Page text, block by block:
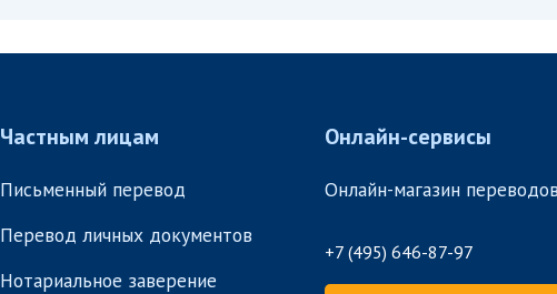
Частным лицам
Письменный перевод
Перевод личных документов
Нотариальное заверение
Онлайн-сервисы
Онлайн-магазин переводов
+7 (495) 646-87-97